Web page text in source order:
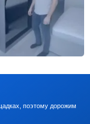
поэтому дорожим